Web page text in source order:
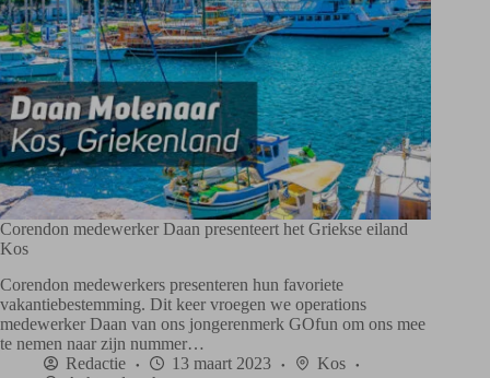
Corendon medewerker Daan presenteert het Griekse eiland
Kos
Corendon medewerkers presenteren hun favoriete
vakantiebestemming. Dit keer vroegen we operations
medewerker Daan van ons jongerenmerk GOfun om ons mee
te nemen naar zijn nummer…
Redactie
13 maart 2023
Kos